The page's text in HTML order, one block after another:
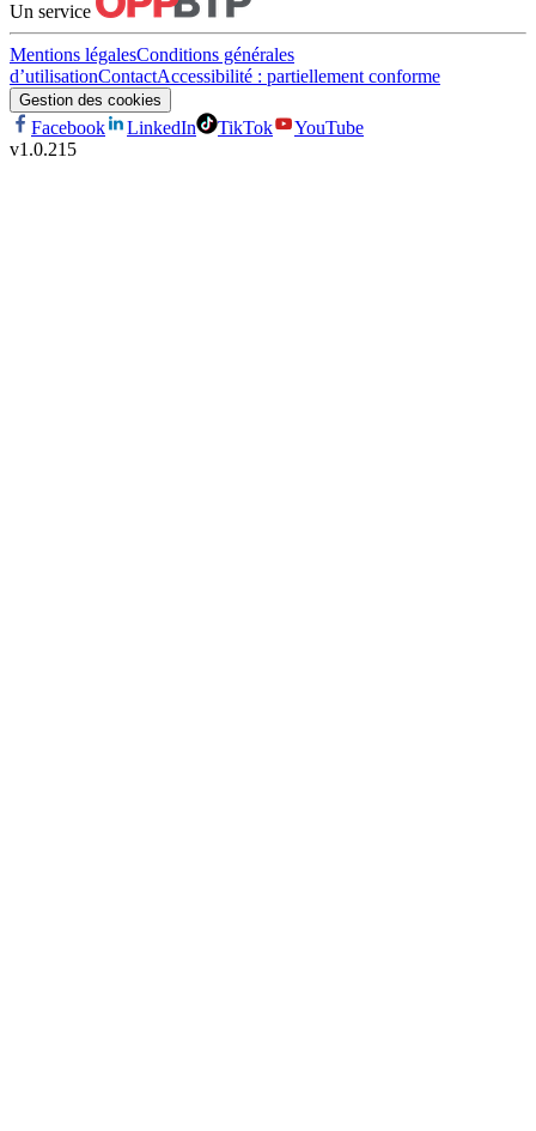
Un service
Mentions légalesConditions générales
d’utilisationContactAccessibilité : partiellement conforme
Gestion des cookies
Facebook LinkedIn TikTok
YouTube
v1.0.215